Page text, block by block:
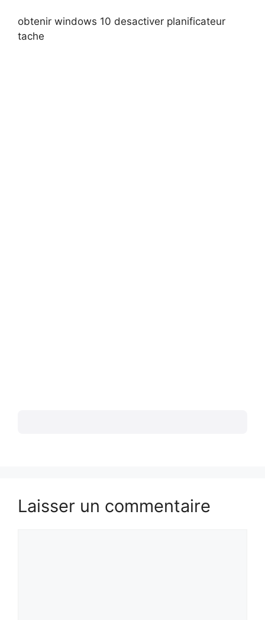
obtenir windows 10 desactiver planificateur
tache
Laisser un commentaire